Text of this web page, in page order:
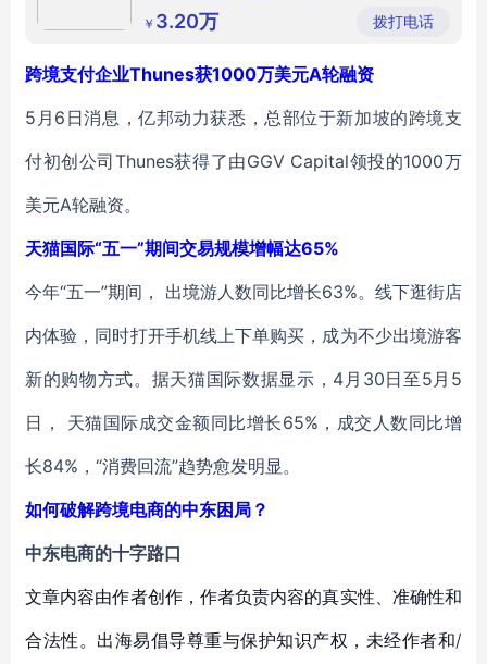
电机试验平台
备制造有
限公司
￥ 3.20万 拨打电话
跨境支付企业Thunes获1000万美元A轮融资
5月6日消息，亿邦动力获悉，总部位于新加坡的跨境支
付初创公司Thunes获得了由GGV Capital领投的1000万
美元A轮融资。
天猫国际“五一”期间交易规模增幅达65%
今年“五一”期间， 出境游人数同比增长63%。线下逛街店
内体验，同时打开手机线上下单购买，成为不少出境游客
新的购物方式。据天猫国际数据显示，4月30日至5月5
日， 天猫国际成交金额同比增长65%，成交人数同比增
长84%，“消费回流”趋势愈发明显。
如何破解跨境电商的中东困局？
中东电商的十字路口
文章内容由作者创作，作者负责内容的真实性、准确性和
合法性。出海易倡导尊重与保护知识产权，未经作者和/